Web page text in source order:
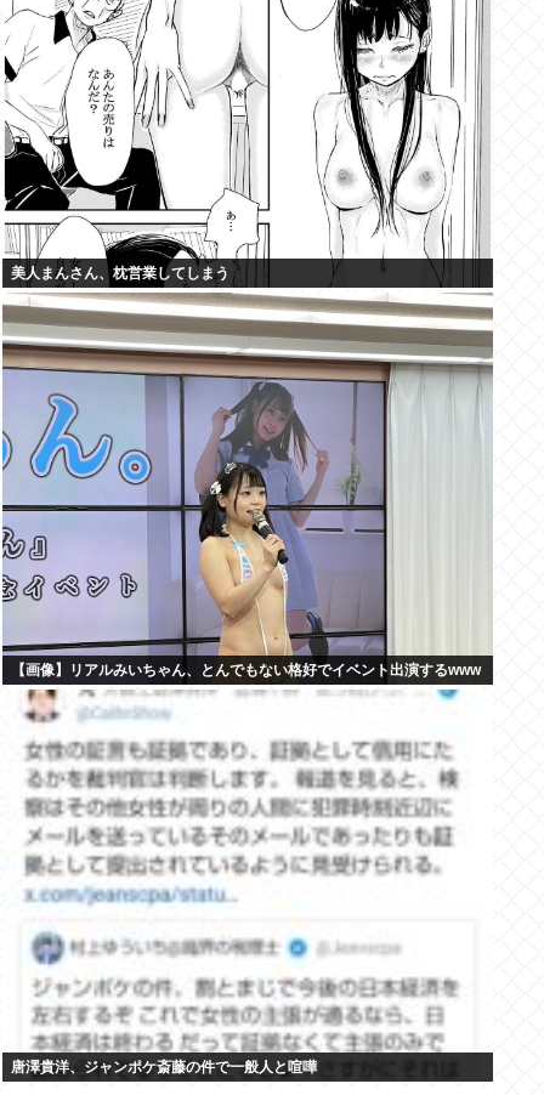
美人まんさん、枕営業してしまう
【画像】リアルみいちゃん、とんでもない格好でイベント出演するwww
唐澤貴洋、ジャンポケ斎藤の件で一般人と喧嘩